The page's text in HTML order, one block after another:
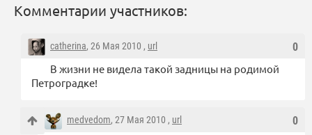
Комментарии участников:
0
catherina, 26 Мая 2010 , url
В жизни не видела такой задницы на родимой
Петроградке!
0
medvedom, 27 Мая 2010 , url